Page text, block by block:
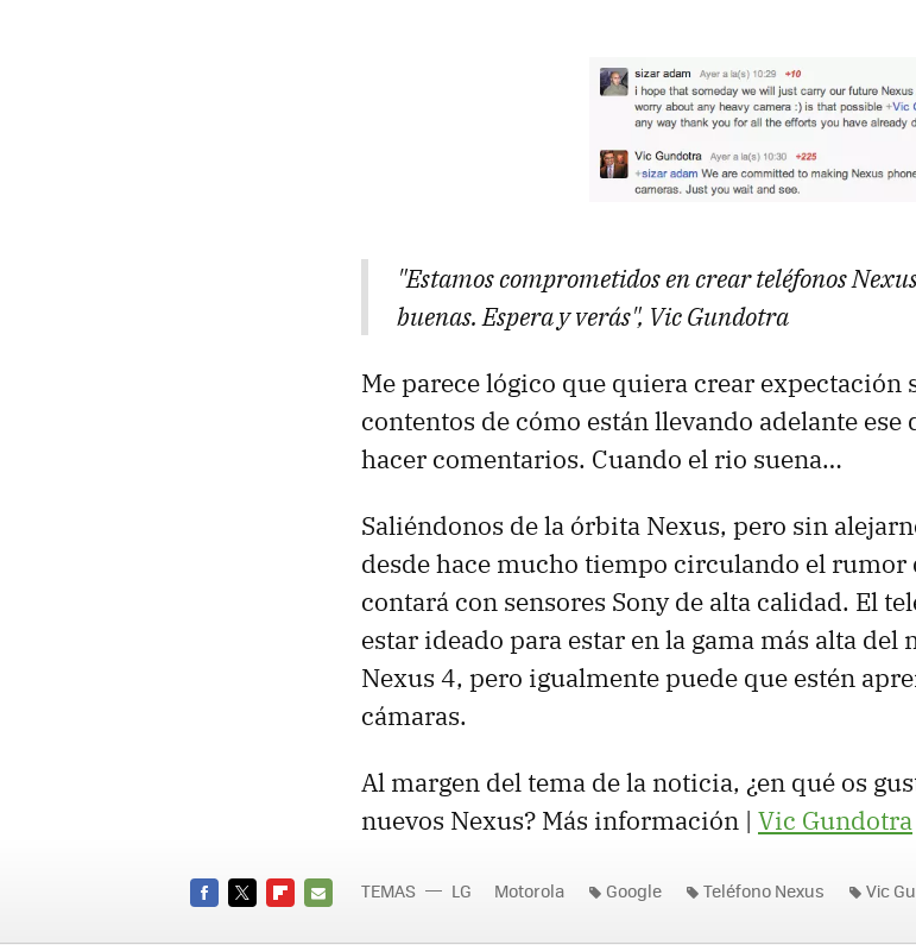
"Estamos comprometidos en crear teléfonos
buenas. Espera y verás", Vic Gundotra
Me parece lógico que quiera crear expectación
contentos de cómo están llevando adelante
hacer comentarios. Cuando el rio suena…
Saliéndonos de la órbita Nexus, pero sin
desde hace mucho tiempo circulando el rumor
contará con sensores Sony de alta calidad. El
estar ideado para estar en la gama más alta del
Nexus 4, pero igualmente puede que estén
cámaras.
Al margen del tema de la noticia, ¿en qué os
nuevos Nexus? Más información | Vic Gundotra
TEMAS LG Motorola Google Teléfono Nexus Vic